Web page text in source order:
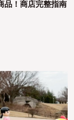
品！商店完整指南